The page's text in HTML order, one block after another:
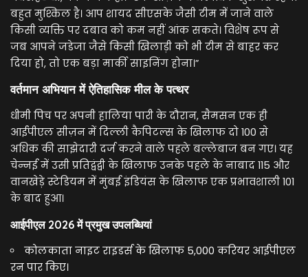
बहुत मुश्किल है। आप शायद सीएसके जैसी टीम में जाने वाले
किसी व्यक्ति पर दबाव को कम नहीं आंक सकते। विशेष रूप से
जब आपने जडेजा जैसे किसी खिलाड़ी को भी टीम से बाहर कर
दिया हो, तो एक बड़ा मार्की साइनिंग होना।”
वर्तमान अभियान में ऐतिहासिक मील के पत्थर
धीमी पिच पर अपनी हालिया पारी के दौरान, सैमसन एक ही
आईपीएल सीज़न में दिल्ली कैपिटल्स के खिलाफ दो 100 से
अधिक की साझेदारी दर्ज करने वाले पहले बल्लेबाज बन गए। यह
चेन्नई में उसी प्रतिद्वंद्वी के खिलाफ उनके पहले के नाबाद 115 और
वानखेड़े स्टेडियम में मुंबई इंडियंस के खिलाफ एक प्रभावशाली 101
के बाद हुआ।
आईपीएल 2026 में प्रमुख उपलब्धियां
कोलकाता नाइट राइडर्स के खिलाफ 5,000 करियर आईपीएल
रन पार किए।